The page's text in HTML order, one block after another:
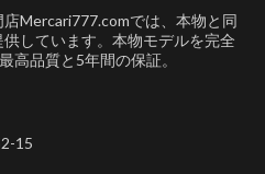
Mercari777.comでは、本物と同
しています。本物モデルを完全
高品質と5年間の保証。
15